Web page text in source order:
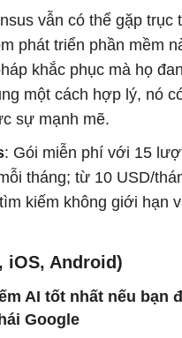
vẫn có thể gặp trục
phát triển phần mềm
khắc phục mà họ
một cách hợp lý, nó
sự mạnh mẽ.
: Gói miễn phí với 15
tháng; từ 10 USD/
kiếm không giới hạn
iOS, Android)
AI tốt nhất nếu bạn
Google